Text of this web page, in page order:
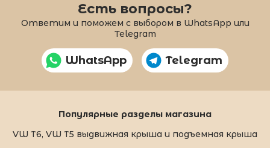
Есть вопросы?
Ответим и поможем с выбором в WhatsApp или
Telegram
WhatsApp Telegram
Популярные разделы магазина
VW T6, VW T5 выдвижная крыша и подъемная крыша